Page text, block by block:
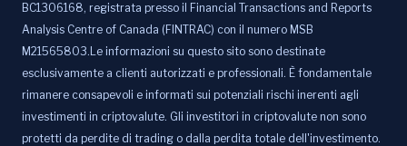
BC1306168, registrata presso il Financial Transactions and Reports
Analysis Centre of Canada (FINTRAC) con il numero MSB
M21565803.Le informazioni su questo sito sono destinate
esclusivamente a clienti autorizzati e professionali. È fondamentale
rimanere consapevoli e informati sui potenziali rischi inerenti agli
investimenti in criptovalute. Gli investitori in criptovalute non sono
protetti da perdite di trading o dalla perdita totale dell'investimento.